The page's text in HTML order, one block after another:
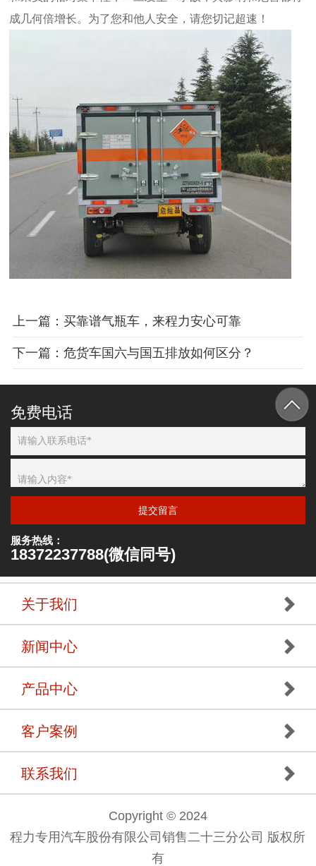
成几何倍增长。为了您和他人安全，请您切记超速！
上一篇：买靠谱气瓶车，来程力安心可靠
下一篇：危货车国六与国五排放如何区分？
免费电话
提交留言
服务热线：
18372237788(微信同号)
关于我们
新闻中心
产品中心
客户案例
联系我们
Copyright © 2024
程力专用汽车股份有限公司销售二十三分公司 版权所
有